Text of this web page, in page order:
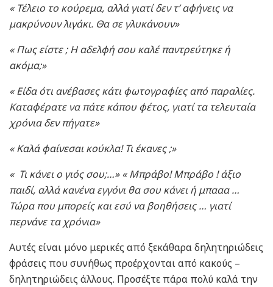
« Τέλειο το κούρεμα, αλλά γιατί δεν τ’ αφήνεις να
μακρύνουν λιγάκι. Θα σε γλυκάνουν»
« Πως είστε ; Η αδελφή σου καλέ παντρεύτηκε ή
ακόμα;»
« Είδα ότι ανέβασες κάτι φωτογραφίες από παραλίες.
Καταφέρατε να πάτε κάπου φέτος, γιατί τα τελευταία
χρόνια δεν πήγατε»
« Καλά φαίνεσαι κούκλα! Τι έκανες ;»
« Τι κάνει ο γιός σου;…» « Μπράβο! Μπράβο ! άξιο
παιδί, αλλά κανένα εγγόνι θα σου κάνει ή μπααα …
Τώρα που μπορείς και εσύ να βοηθήσεις … γιατί
περνάνε τα χρόνια»
Αυτές είναι μόνο μερικές από ξεκάθαρα δηλητηριώδεις
φράσεις που συνήθως προέρχονται από κακούς –
δηλητηριώδεις άλλους. Προσέξτε πάρα πολύ καλά την